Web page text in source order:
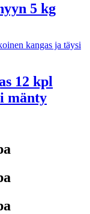
5 kg
12 kpl
mänty